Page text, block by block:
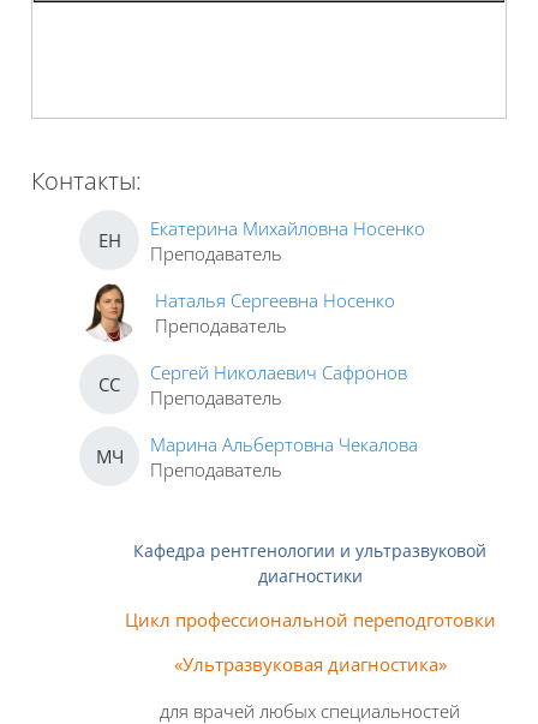
Контакты:
ЕН
Екатерина Михайловна Носенко
Преподаватель
Наталья Сергеевна Носенко
Преподаватель
СС
Сергей Николаевич Сафронов
Преподаватель
МЧ
Марина Альбертовна Чекалова
Преподаватель
Кафедра рентгенологии и ультразвуковой
диагностики
Цикл профессиональной переподготовки
«Ультразвуковая диагностика»
для врачей любых специальностей